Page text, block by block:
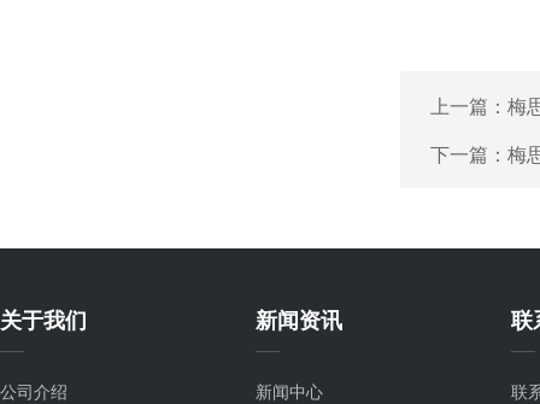
上一篇： 梅
下一篇： 梅
关于我们
公司介绍
新闻资讯
新闻中心
联
联